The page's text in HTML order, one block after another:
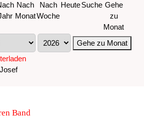
Nach
Monat
Nach
Woche
HeuteSuche Gehe
zu
Monat
Gehe zu Monat
Band